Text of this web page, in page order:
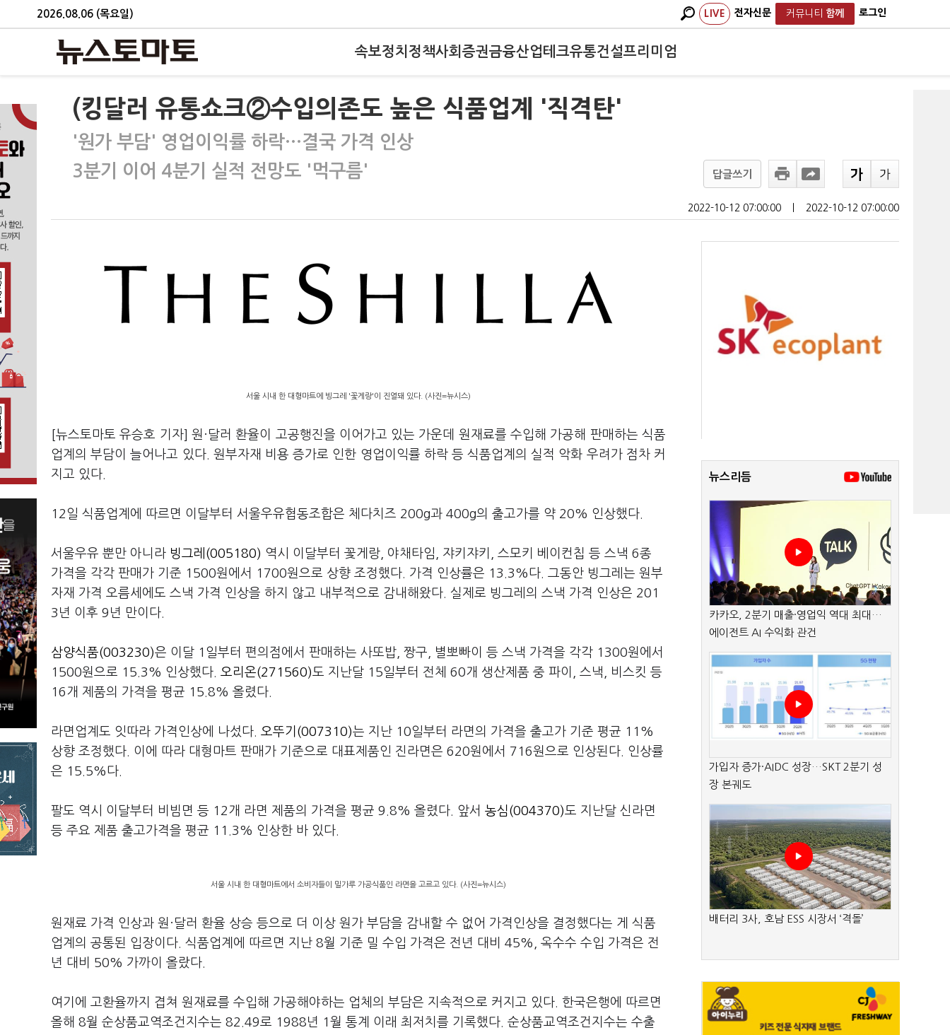
2026.08.06 (목요일) LIVE 전자신문 커뮤니티 함께 로그인
속보정치 정책사회 증권금융산업테크유통건설프리미엄
(킹달러 유통쇼크②수입의존도 높은 식품업계 '직격탄'
'원가 부담' 영업이익률 하락…결국 가격 인상
3분기 이어 4분기 실적 전망도 '먹구름'
답글쓰기
2022-10-12 07:00:00 2022-10-12 07:00:00
서울 시내 한 대형마트에 빙그레 '꽃게랑'이 진열돼 있다. (사진=뉴시스)
[뉴스토마토 유승호 기자] 원·달러 환율이 고공행진을 이어가고 있는 가운데 원재료를 수입해 가공해 판매하는 식품
업계의 부담이 늘어나고 있다. 원부자재 비용 증가로 인한 영업이익률 하락 등 식품업계의 실적 악화 우려가 점차 커
지고 있다.
12일 식품업계에 따르면 이달부터 서울우유협동조합은 체다치즈 200g과 400g의 출고가를 약 20% 인상했다.
서울우유 뿐만 아니라 빙그레(005180) 역시 이달부터 꽃게랑, 야채타임, 쟈키쟈키, 스모키 베이컨칩 등 스낵 6종
가격을 각각 판매가 기준 1500원에서 1700원으로 상향 조정했다. 가격 인상률은 13.3%다. 그동안 빙그레는 원부
자재 가격 오름세에도 스낵 가격 인상을 하지 않고 내부적으로 감내해왔다. 실제로 빙그레의 스낵 가격 인상은 201
3년 이후 9년 만이다.
삼양식품(003230)은 이달 1일부터 편의점에서 판매하는 사또밥, 짱구, 별뽀빠이 등 스낵 가격을 각각 1300원에서
1500원으로 15.3% 인상했다. 오리온(271560)도 지난달 15일부터 전체 60개 생산제품 중 파이, 스낵, 비스킷 등
16개 제품의 가격을 평균 15.8% 올렸다.
라면업계도 잇따라 가격인상에 나섰다. 오뚜기(007310)는 지난 10일부터 라면의 가격을 출고가 기준 평균 11%
상향 조정했다. 이에 따라 대형마트 판매가 기준으로 대표제품인 진라면은 620원에서 716원으로 인상된다. 인상률
은 15.5%다.
팔도 역시 이달부터 비빔면 등 12개 라면 제품의 가격을 평균 9.8% 올렸다. 앞서 농심(004370)도 지난달 신라면
등 주요 제품 출고가격을 평균 11.3% 인상한 바 있다.
서울 시내 한 대형마트에서 소비자들이 밀가루 가공식품인 라면을 고르고 있다. (사진=뉴시스)
원재료 가격 인상과 원·달러 환율 상승 등으로 더 이상 원가 부담을 감내할 수 없어 가격인상을 결정했다는 게 식품
업계의 공통된 입장이다. 식품업계에 따르면 지난 8월 기준 밀 수입 가격은 전년 대비 45%, 옥수수 수입 가격은 전
년 대비 50% 가까이 올랐다.
여기에 고환율까지 겹쳐 원재료를 수입해 가공해야하는 업체의 부담은 지속적으로 커지고 있다. 한국은행에 따르면
올해 8월 순상품교역조건지수는 82.49로 1988년 1월 통계 이래 최저치를 기록했다. 순상품교역조건지수는 수출
뉴스리듬
카카오, 2분기 매출·영업익 역대 최대…
에이전트 AI 수익화 관건
가입자 증가·AIDC 성장…SKT 2분기 성
장 본궤도
배터리 3사, 호남 ESS 시장서 ‘격돌’